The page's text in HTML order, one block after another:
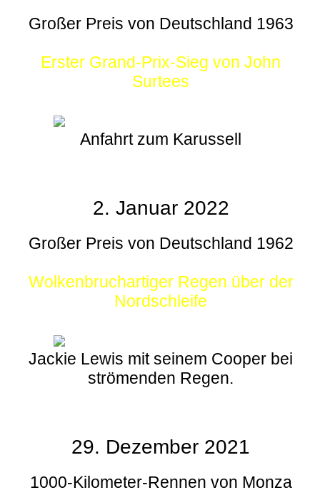
Großer Preis von Deutschland 1963
Erster Grand-Prix-Sieg von John
Surtees
Anfahrt zum Karussell
2. Januar 2022
Großer Preis von Deutschland 1962
Wolkenbruchartiger Regen über der
Nordschleife
Jackie Lewis mit seinem Cooper bei
strömenden Regen.
29. Dezember 2021
1000-Kilometer-Rennen von Monza